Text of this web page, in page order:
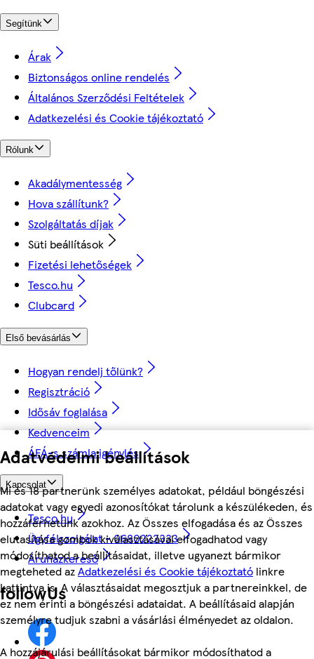
Adatvédelmi beállítások
Mi és 18 partnerünk személyes adatokat, például böngészési
adatokat vagy egyedi azonosítókat tárolunk a készülékeden, és
hozzáférhetünk azokhoz. Az Összes elfogadása és az Összes
elutasítása gombok kiválasztásával elfogadhatod vagy
módosíthatod a beállításaidat, illetve ugyanezt bármikor
megteheted azAdatkezelési és Cookie tájékoztató linkre
kattintva is. A választásaidat megosztjuk a partnereinkkel, de
ez nem érinti a böngészési adataidat. A beállításaid alapján
személyre tudjuk szabni a vásárlási élményedet az oldalon.
A hozzájárulási beállításokat bármikor módosíthatod a
Segítünk
Árak
Biztonságos online rendelés
Általános Szerződési Feltételek
Adatkezelési és Cookie tájékoztató
Rólunk
Akadálymentesség
Hova szállítunk?
Szolgáltatás díjak
Süti beállítások
Fizetési lehetőségek
Tesco.hu
Clubcard
Első bevásárlás
Hogyan rendelj tőlünk?
Regisztráció
Idősáv foglalása
Kedvenceim
ÁFÁ-s számla igénylés
Kapcsolat
Tesco.hu
Ügyfélszolgálat - 0680222333
Áruházkereső
followUs